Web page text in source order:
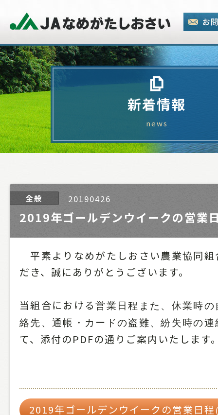
新着情報
news
20190426
全般
2019年ゴールデンウイークの営業
平素よりなめがたしおさい農業協同
だき、誠にありがとうございます。
当組合における営業日程また、休業時
絡先、通帳・カードの盗難、紛失時の連
て、添付のPDFの通りご案内いたします
2019年ゴールデンウイークの営業日程